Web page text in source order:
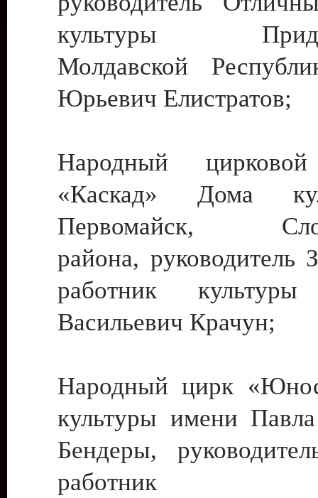
культуры
Молдавской
Юрьевич Елистратов;
Народный цирковой
«Каскад» Дома
Первомайск,
района, руководитель
работник культуры
Васильевич Крачун;
Народный цирк
культуры имени
Бендеры,
работник